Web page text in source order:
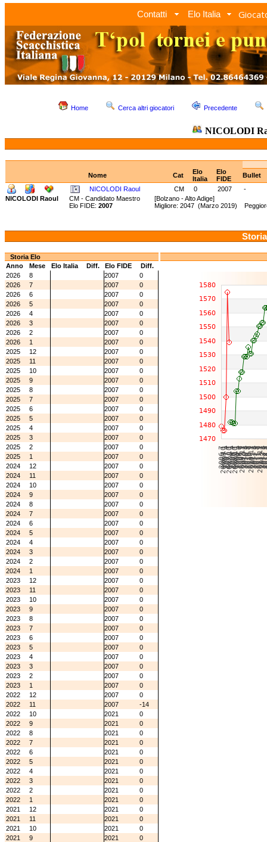
Contatti Elo Italia
Home Cerca altri giocatori Precedente
NICOLODI
Nome Cat
Elo
Italia
Elo
FIDE
Bullet
NICOLODI Raoul
CM 0 2007
-
NICOLODI Raoul
CM - Candidato Maestro [Bolzano - Alto Adige]
Elo FIDE: 2007 Migliore: 2047 (Marzo 2019)
Storia Elo
Anno
Mese Elo Italia Diff. Elo FIDE
Diff.
2026
8 2007
0
2026
7 2007
0
2026
6 2007
0
2026
5 2007
0
2026
4 2007
0
2026
3 2007
0
2026
2 2007
0
2026
1 2007
0
2025
12 2007
0
2025
11 2007
0
2025
10 2007
0
2025
9 2007
0
2025
8 2007
0
2025
7 2007
0
2025
6 2007
0
2025
5 2007
0
2025
4 2007
0
2025
3 2007
0
2025
2 2007
0
2025
1 2007
0
2024
12 2007
0
2024
11 2007
0
2024
10 2007
0
2024
9 2007
0
2024
8 2007
0
2024
7 2007
0
2024
6 2007
0
2024
5 2007
0
2024
4 2007
0
2024
3 2007
0
2024
2 2007
0
2024
1 2007
0
2023
12 2007
0
2023
11 2007
0
2023
10 2007
0
2023
9 2007
0
2023
8 2007
0
2023
7 2007
0
2023
6 2007
0
2023
5 2007
0
2023
4 2007
0
2023
3 2007
0
2023
2 2007
0
2023
1 2007
0
2022
12 2007
0
2022
11 2007
-14
2022
10 2021
0
2022
9 2021
0
2022
8 2021
0
2022
7 2021
0
2022
6 2021
0
2022
5 2021
0
2022
4 2021
0
2022
3 2021
0
2022
2 2021
0
2022
1 2021
0
2021
12 2021
0
2021
11 2021
0
2021
10 2021
0
2021
9 2021
0